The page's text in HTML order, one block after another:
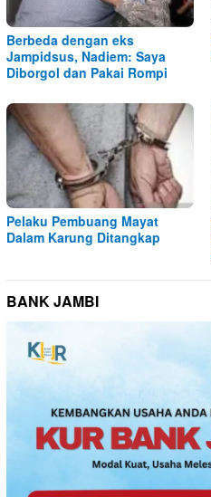
Berbeda dengan eks
Jampidsus, Nadiem: Saya
Diborgol dan Pakai Rompi
Pelaku Pembuang Mayat
Dalam Karung Ditangkap
BANK JAMBI